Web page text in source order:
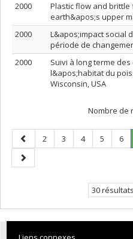
2000
Plastic flow and
earth&apos;s upper
2000
L&apos;impact social
période de
2000
Suivi à long terme
l&apos;habitat du
Wisconsin, USA
Nombre de
Page
précédente
Page
2 Page
3 Page
4 Page
5 Page
6
Page
suivante
30